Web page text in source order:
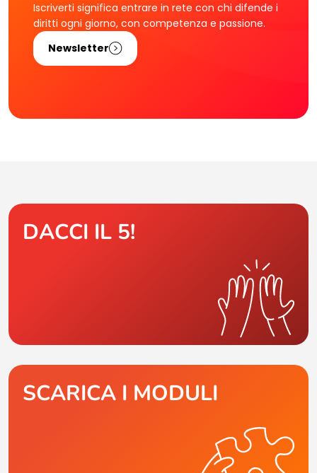
Iscriverti significa entrare in rete con chi difende i
diritti ogni giorno, con competenza e passione.
Newsletter
DACCI IL 5!
SCARICA I MODULI